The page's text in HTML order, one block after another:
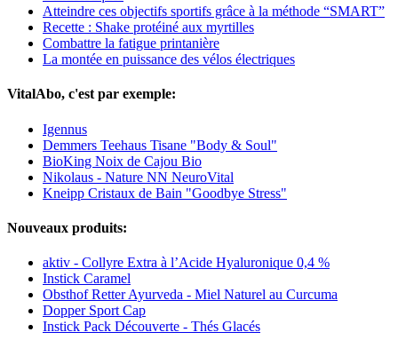
Atteindre ces objectifs sportifs grâce à la méthode “SMART”
Recette : Shake protéiné aux myrtilles
Combattre la fatigue printanière
La montée en puissance des vélos électriques
VitalAbo, c'est par exemple:
Igennus
Demmers Teehaus Tisane "Body & Soul"
BioKing Noix de Cajou Bio
Nikolaus - Nature NN NeuroVital
Kneipp Cristaux de Bain "Goodbye Stress"
Nouveaux produits:
aktiv - Collyre Extra à l’Acide Hyaluronique 0,4 %
Instick Caramel
Obsthof Retter Ayurveda - Miel Naturel au Curcuma
Dopper Sport Cap
Instick Pack Découverte - Thés Glacés